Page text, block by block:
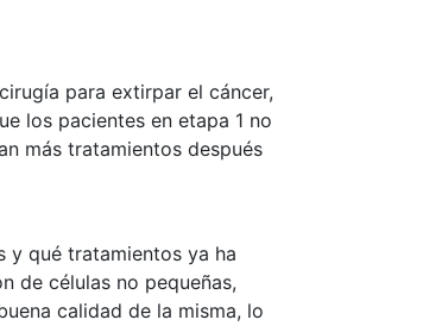
para extirpar el cáncer,
los pacientes en etapa 1 no
más tratamientos después
y qué tratamientos ya ha
de células no pequeñas,
calidad de la misma, lo